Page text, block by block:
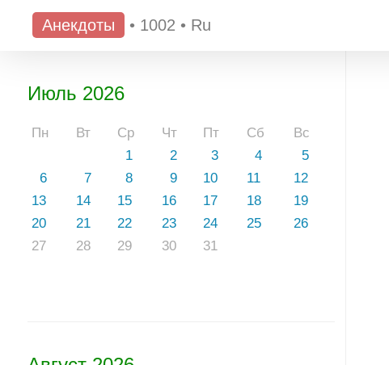
Анекдоты • 1002 • Ru
Июль 2026
Пн Вт Ср Чт Пт Сб
Вс
1
2 3 4
5
6
7 8 9 10 11
12
13
14 15 16 17 18
19
20
21 22 23 24 25
26
27
28 29 30 31